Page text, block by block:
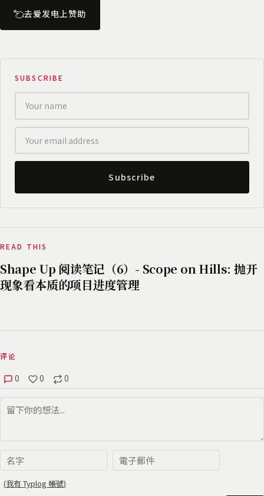
去爱发电上赞助
SUBSCRIBE
Subscribe
READ THIS
Shape Up 阅读笔记（6）- Scope on Hills: 抛开
现象看本质的项目进度管理